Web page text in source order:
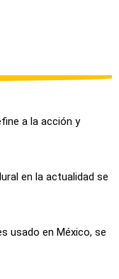
a la acción y
en la actualidad se
usado en México, se